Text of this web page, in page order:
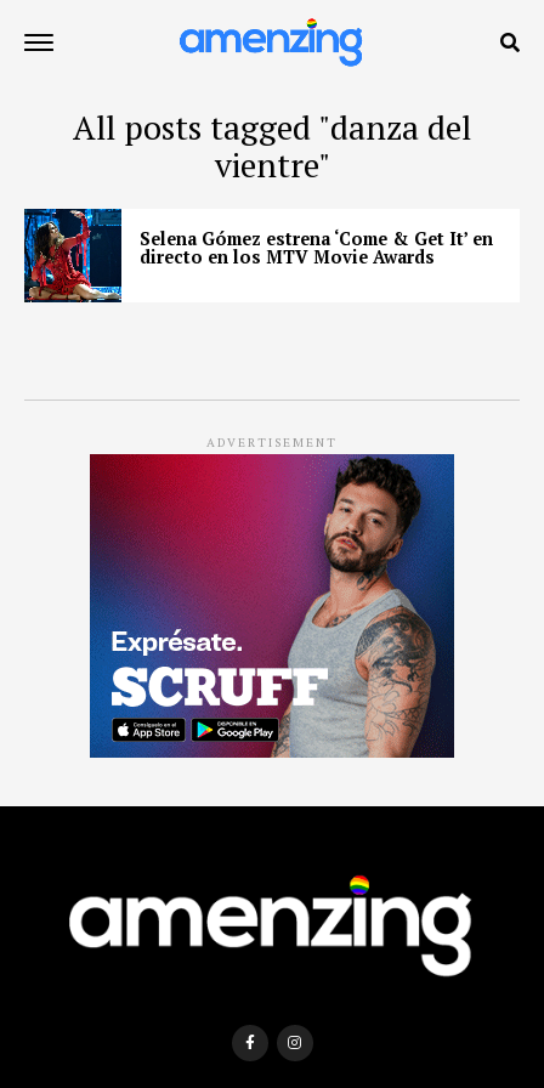
All posts tagged "danza del
vientre"
Selena Gómez estrena ‘Come & Get It’ en
directo en los MTV Movie Awards
ADVERTISEMENT